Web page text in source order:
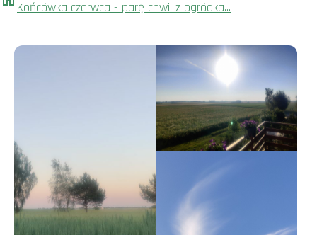
Końcówka czerwca - parę chwil z ogródka...